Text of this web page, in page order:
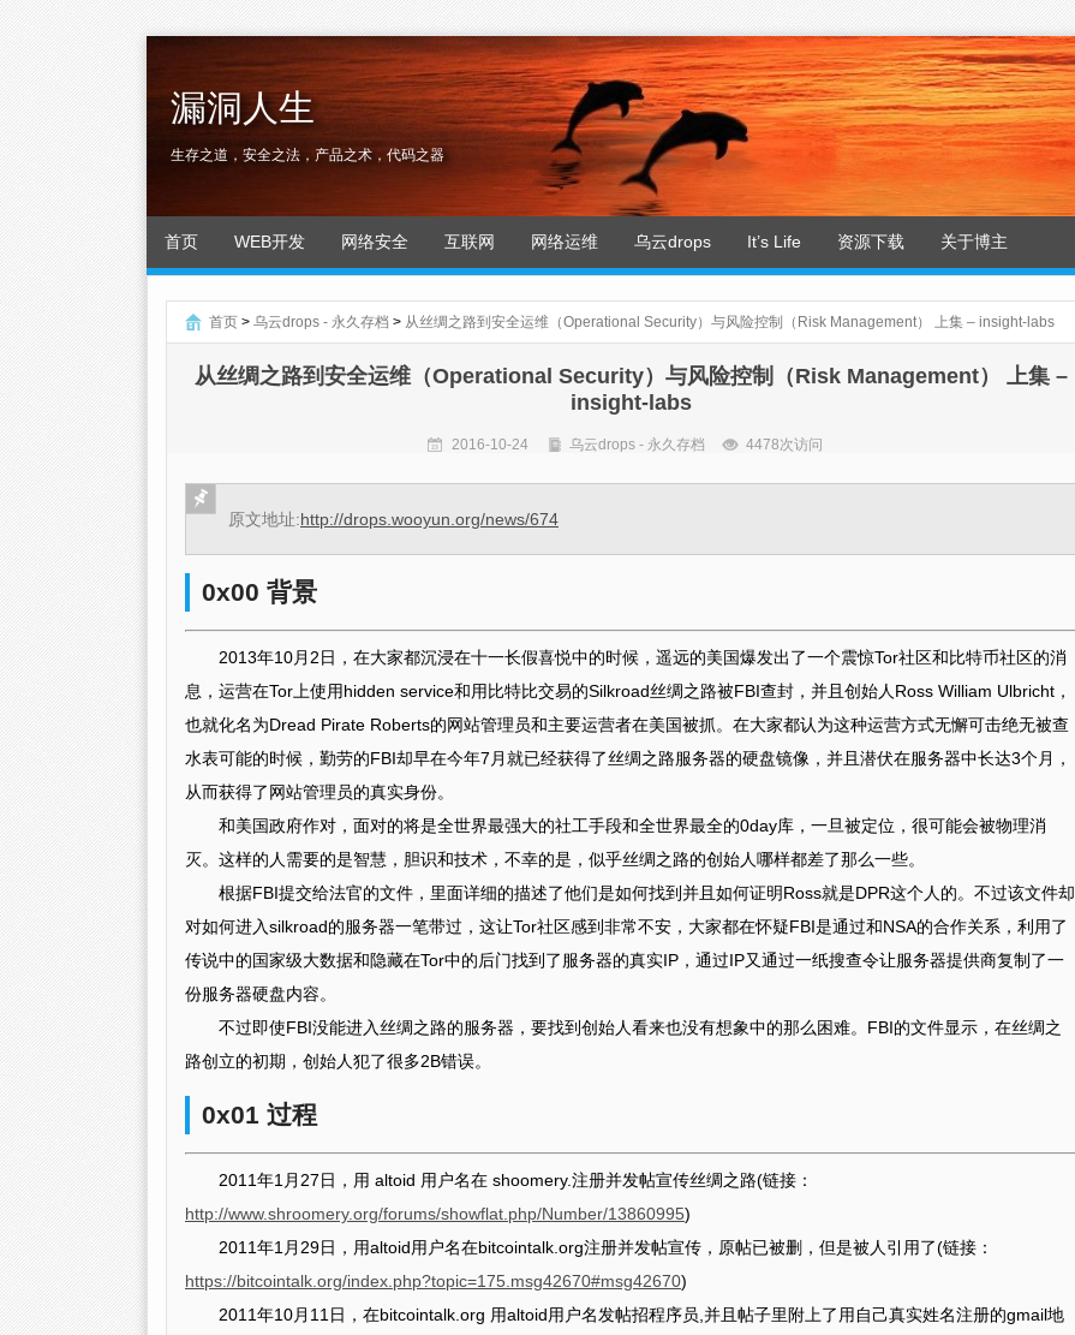
漏洞人生
生存之道，安全之法，产品之术，代码之器
首页 WEB开发 网络安全 互联网 网络运维 乌云drops It’s Life 资源下载 关于博主
首页 > 乌云drops - 永久存档 > 从丝绸之路到安全运维（Operational Security）与风险控制（Risk Management） 上集 – insight-labs
从丝绸之路到安全运维（Operational Security）与风险控制（Risk Management） 上集 –
insight-labs
2016-10-24 乌云drops - 永久存档 4478次访问
原文地址:http://drops.wooyun.org/news/674
0x00 背景
2013年10月2日，在大家都沉浸在十一长假喜悦中的时候，遥远的美国爆发出了一个震惊Tor社区和比特币社区的消
息，运营在Tor上使用hidden service和用比特比交易的Silkroad丝绸之路被FBI查封，并且创始人Ross William Ulbricht，
也就化名为Dread Pirate Roberts的网站管理员和主要运营者在美国被抓。在大家都认为这种运营方式无懈可击绝无被查
水表可能的时候，勤劳的FBI却早在今年7月就已经获得了丝绸之路服务器的硬盘镜像，并且潜伏在服务器中长达3个月，
从而获得了网站管理员的真实身份。
和美国政府作对，面对的将是全世界最强大的社工手段和全世界最全的0day库，一旦被定位，很可能会被物理消
灭。这样的人需要的是智慧，胆识和技术，不幸的是，似乎丝绸之路的创始人哪样都差了那么一些。
根据FBI提交给法官的文件，里面详细的描述了他们是如何找到并且如何证明Ross就是DPR这个人的。不过该文件却
对如何进入silkroad的服务器一笔带过，这让Tor社区感到非常不安，大家都在怀疑FBI是通过和NSA的合作关系，利用了
传说中的国家级大数据和隐藏在Tor中的后门找到了服务器的真实IP，通过IP又通过一纸搜查令让服务器提供商复制了一
份服务器硬盘内容。
不过即使FBI没能进入丝绸之路的服务器，要找到创始人看来也没有想象中的那么困难。FBI的文件显示，在丝绸之
路创立的初期，创始人犯了很多2B错误。
0x01 过程
2011年1月27日，用 altoid 用户名在 shoomery.注册并发帖宣传丝绸之路(链接：
http://www.shroomery.org/forums/showflat.php/Number/13860995)
2011年1月29日，用altoid用户名在bitcointalk.org注册并发帖宣传，原帖已被删，但是被人引用了(链接：
https://bitcointalk.org/index.php?topic=175.msg42670#msg42670)
2011年10月11日，在bitcointalk.org 用altoid用户名发帖招程序员,并且帖子里附上了用自己真实姓名注册的gmail地